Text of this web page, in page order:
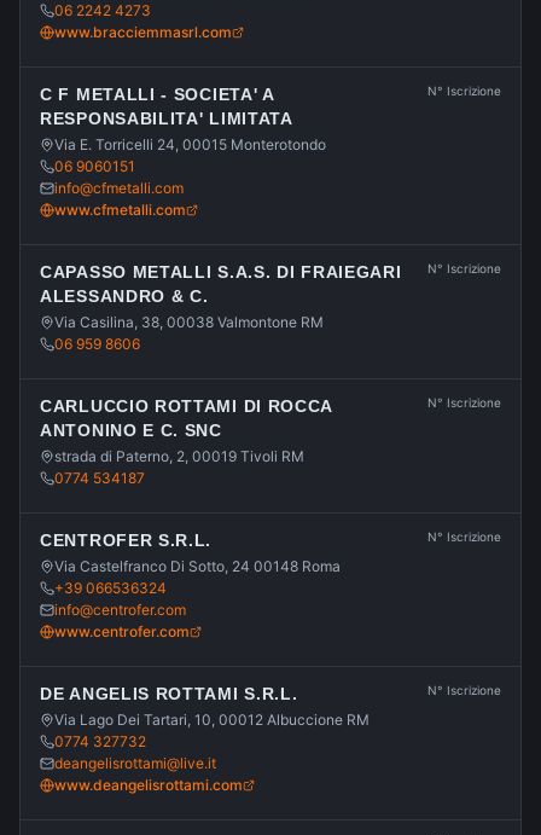
06 2242 4273
www.bracciemmasrl.com
C F METALLI - SOCIETA' A
RESPONSABILITA' LIMITATA
Via E. Torricelli 24, 00015 Monterotondo
06 9060151
info@cfmetalli.com
www.cfmetalli.com
N° Iscrizione
CAPASSO METALLI S.A.S. DI FRAIEGARI
ALESSANDRO & C.
Via Casilina, 38, 00038 Valmontone RM
06 959 8606
N° Iscrizione
CARLUCCIO ROTTAMI DI ROCCA
ANTONINO E C. SNC
strada di Paterno, 2, 00019 Tivoli RM
0774 534187
N° Iscrizione
CENTROFER S.R.L.
Via Castelfranco Di Sotto, 24 00148 Roma
+39 066536324
info@centrofer.com
www.centrofer.com
N° Iscrizione
DE ANGELIS ROTTAMI S.R.L.
Via Lago Dei Tartari, 10, 00012 Albuccione RM
0774 327732
deangelisrottami@live.it
www.deangelisrottami.com
N° Iscrizione